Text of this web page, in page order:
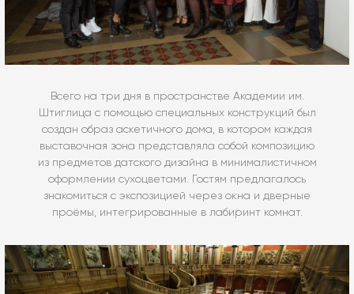
Всего на три дня в пространстве Академии им.
Штиглица с помощью специальных конструкций был
создан образ аскетичного дома, в котором каждая
выставочная зона представляла собой композицию
из предметов датского дизайна в минималистичном
оформлении сухоцветами. Гостям предлагалось
знакомиться с экспозицией через окна и дверные
проёмы, интегрированные в лабиринт комнат.